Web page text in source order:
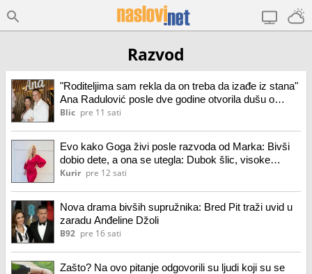
Razvod
"Roditeljima sam rekla da on treba da izađe iz stana"
Ana Radulović posle dve godine otvorila dušu o
razvodu od Mirčeta: "Insistirao je na tome"
Blic pre 11 sati
Evo kako Goga živi posle razvoda od Marka: Bivši
dobio dete, a ona se utegla: Dubok šlic, visoke
potpetice, sija kao nikad! (foto)
Kurir pre 12 sati
Nova drama bivših supružnika: Bred Pit traži uvid u
zaradu Anđeline Džoli
B92 pre 16 sati
Zašto? Na ovo pitanje odgovorili su ljudi koji su se